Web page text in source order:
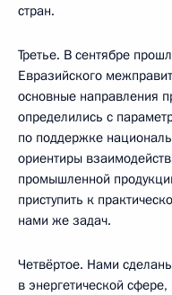
стран.
Третье. В сентябре
Евразийского
основные направления
определились с
по поддержке
ориентиры
промышленной
приступить к
нами же задач.
Четвёртое. Нами
в энергетической